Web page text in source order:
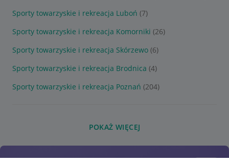
Sporty towarzyskie i rekreacja Luboń (7)
Sporty towarzyskie i rekreacja Komorniki (26)
Sporty towarzyskie i rekreacja Skórzewo (6)
Sporty towarzyskie i rekreacja Brodnica (4)
Sporty towarzyskie i rekreacja Poznań (204)
POKAŻ WIĘCEJ